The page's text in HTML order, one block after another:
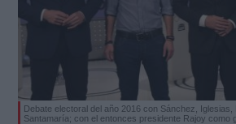
Debate electoral del año 2016 con Sánchez,
Santamaría; con el entonces presidente Rajoy como